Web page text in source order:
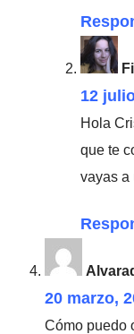
12
Hola
que te
vayas a
20 marzo,
Cómo puedo